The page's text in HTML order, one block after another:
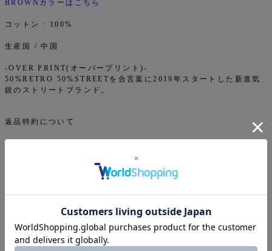
BROWNカラーはこちら
コットン : 100%
生産国 / 中国
-OVER PRINT(オーバープリント)-
50%RETRO 50%STREETを合言葉に2019年スタートした新進気
鋭のストリートブランド。
返品特約について
ご注文について
下記注意事項をお読みになってから商品のご購入手続きをお
願い致します。